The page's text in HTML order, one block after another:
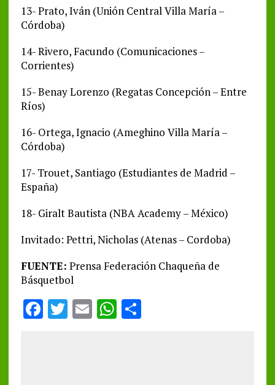
13- Prato, Iván (Unión Central Villa María –
Córdoba)
14- Rivero, Facundo (Comunicaciones –
Corrientes)
15- Benay Lorenzo (Regatas Concepción – Entre
Ríos)
16- Ortega, Ignacio (Ameghino Villa María –
Córdoba)
17- Trouet, Santiago (Estudiantes de Madrid –
España)
18- Giralt Bautista (NBA Academy – México)
Invitado: Pettri, Nicholas (Atenas – Cordoba)
FUENTE: Prensa Federación Chaqueña de
Básquetbol
F T E WS